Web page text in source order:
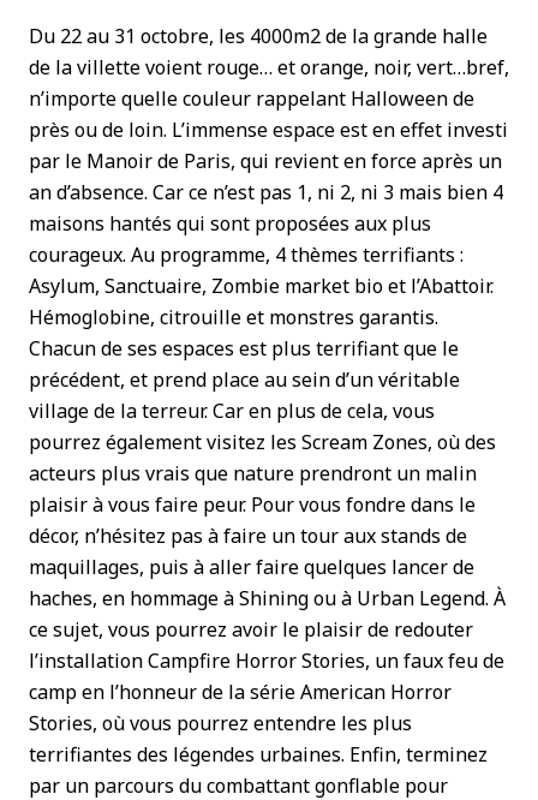
Du 22 au 31 octobre, les 4000m2 de la grande halle
de la villette voient rouge… et orange, noir, vert…bref,
n’importe quelle couleur rappelant Halloween de
près ou de loin. L’immense espace est en effet investi
par le Manoir de Paris, qui revient en force après un
an d’absence. Car ce n’est pas 1, ni 2, ni 3 mais bien 4
maisons hantés qui sont proposées aux plus
courageux. Au programme, 4 thèmes terrifiants :
Asylum, Sanctuaire, Zombie market bio et l’Abattoir.
Hémoglobine, citrouille et monstres garantis.
Chacun de ses espaces est plus terrifiant que le
précédent, et prend place au sein d’un véritable
village de la terreur. Car en plus de cela, vous
pourrez également visitez les Scream Zones, où des
acteurs plus vrais que nature prendront un malin
plaisir à vous faire peur. Pour vous fondre dans le
décor, n’hésitez pas à faire un tour aux stands de
maquillages, puis à aller faire quelques lancer de
haches, en hommage à Shining ou à Urban Legend. À
ce sujet, vous pourrez avoir le plaisir de redouter
l’installation Campfire Horror Stories, un faux feu de
camp en l’honneur de la série American Horror
Stories, où vous pourrez entendre les plus
terrifiantes des légendes urbaines. Enfin, terminez
par un parcours du combattant gonflable pour